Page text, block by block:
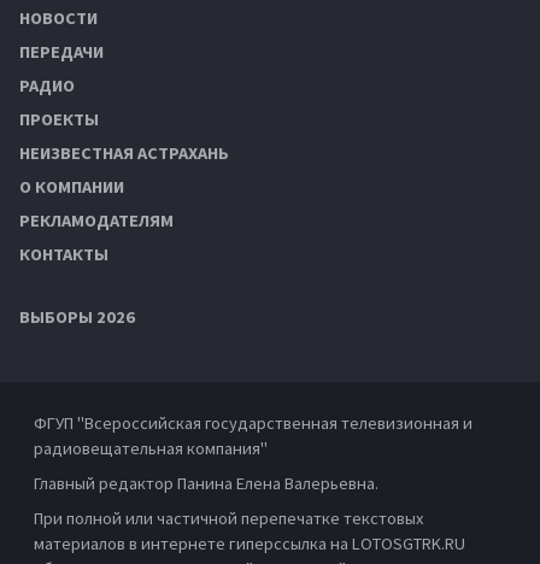
НОВОСТИ
ПЕРЕДАЧИ
РАДИО
ПРОЕКТЫ
НЕИЗВЕСТНАЯ АСТРАХАНЬ
О КОМПАНИИ
РЕКЛАМОДАТЕЛЯМ
КОНТАКТЫ
ВЫБОРЫ 2026
ФГУП "Всероссийская государственная телевизионная и
радиовещательная компания"
Главный редактор Панина Елена Валерьевна.
При полной или частичной перепечатке текстовых
материалов в интернете гиперссылка на LOTOSGTRK.RU